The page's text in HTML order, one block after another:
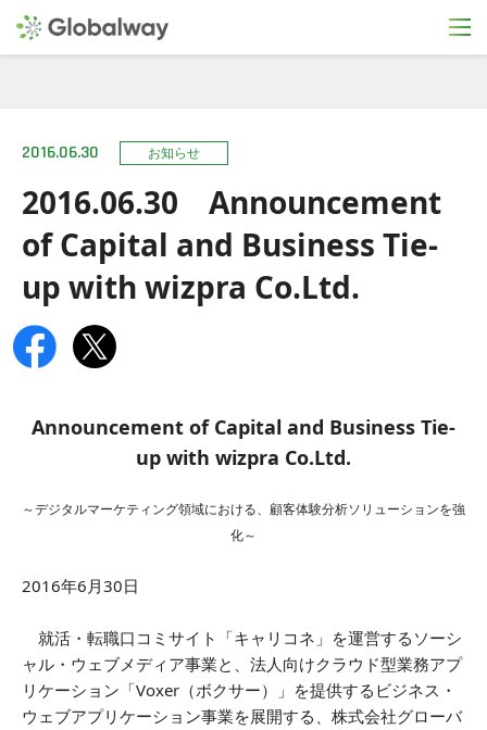
2016.06.30 Announcement
of Capital and Business Tie-
up with wizpra Co.Ltd.
2016.06.30 お知らせ
Announcement of Capital and Business Tie-
up with wizpra Co.Ltd.
～デジタルマーケティング領域における、顧客体験分析ソリューションを強
化～
2016年6月30日
就活・転職口コミサイト「キャリコネ」を運営するソーシ
ャル・ウェブメディア事業と、法人向けクラウド型業務アプ
リケーション「Voxer（ボクサー）」を提供するビジネス・
ウェブアプリケーション事業を展開する、株式会社グローバ